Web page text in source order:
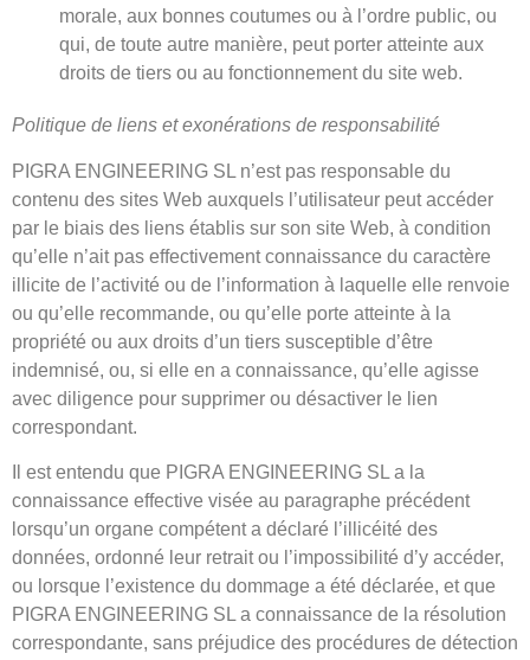
morale, aux bonnes coutumes ou à l’ordre public, ou
qui, de toute autre manière, peut porter atteinte aux
droits de tiers ou au fonctionnement du site web.
Politique de liens et exonérations de responsabilité
PIGRA ENGINEERING SL n’est pas responsable du
contenu des sites Web auxquels l’utilisateur peut accéder
par le biais des liens établis sur son site Web, à condition
qu’elle n’ait pas effectivement connaissance du caractère
illicite de l’activité ou de l’information à laquelle elle renvoie
ou qu’elle recommande, ou qu’elle porte atteinte à la
propriété ou aux droits d’un tiers susceptible d’être
indemnisé, ou, si elle en a connaissance, qu’elle agisse
avec diligence pour supprimer ou désactiver le lien
correspondant.
Il est entendu que PIGRA ENGINEERING SL a la
connaissance effective visée au paragraphe précédent
lorsqu’un organe compétent a déclaré l’illicéité des
données, ordonné leur retrait ou l’impossibilité d’y accéder,
ou lorsque l’existence du dommage a été déclarée, et que
PIGRA ENGINEERING SL a connaissance de la résolution
correspondante, sans préjudice des procédures de détection